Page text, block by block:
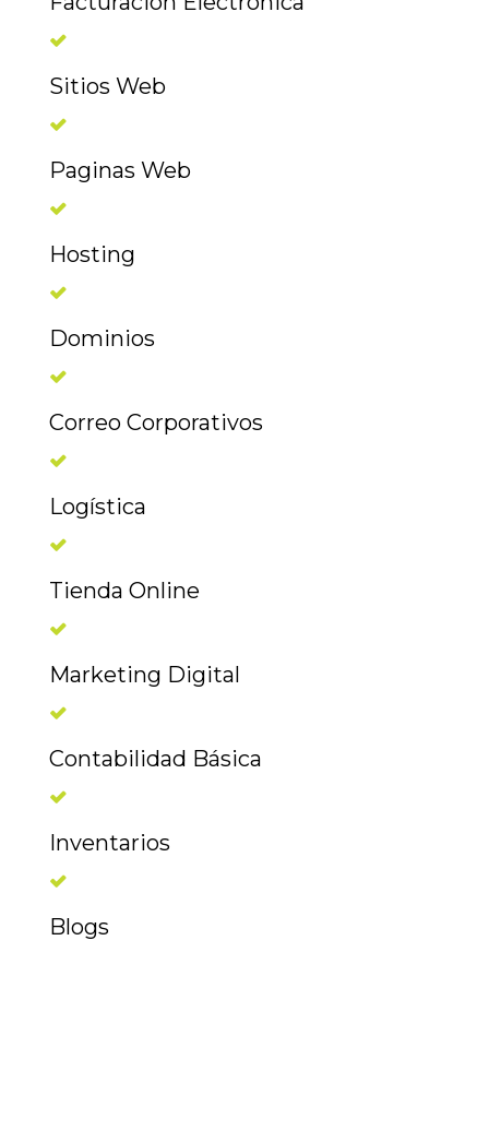
Sitios Web
Paginas Web
Hosting
Dominios
Correo Corporativos
Logística
Tienda Online
Marketing Digital
Contabilidad Básica
Inventarios
Blogs